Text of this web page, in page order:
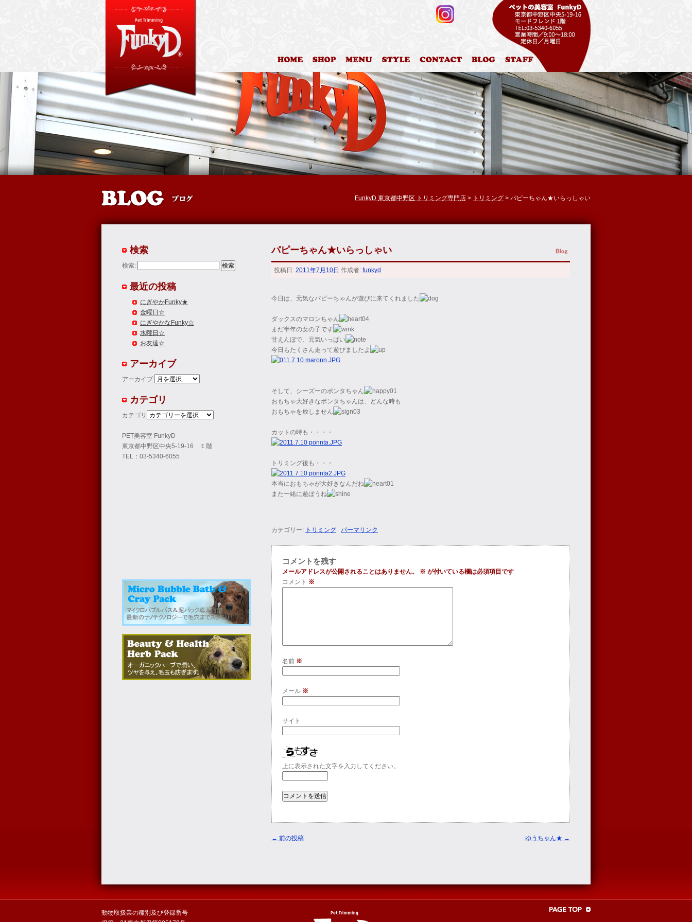
HOME 店舗案内 料金表 カットスタイル お問合わせ ブログ スタッフ紹介
FunkyD 東京都中野区 トリミング専門店 > トリミング > パピーちゃん★いらっしゃい
パピーちゃん★いらっしゃい
投稿日: 2011年7月10日 作成者: funkyd
今日は、元気なパピーちゃんが遊びに来てくれました
ダックスのマロンちゃん
まだ半年の女の子です
甘えんぼで、元気いっぱい
今日もたくさん走って遊びましたよ
そして、シーズーのポンタちゃん
おもちゃ大好きなポンタちゃんは、どんな時も
おもちゃを放しません
カットの時も・・・・
トリミング後も・・・
本当におもちゃが大好きなんだね
また一緒に遊ぼうね
カテゴリー: トリミング パーマリンク
コメントを残す
メールアドレスが公開されることはありません。 ※ が付いている欄は必須項目です
コメント ※
名前 ※
メール ※
サイト
上に表示された文字を入力してください。
← 前の投稿 ゆうちゃん★ →
検索
検索:
最近の投稿
にぎやかFunky★
金曜日☆
にぎやかなFunky☆
水曜日☆
お友達☆
アーカイブ
アーカイブ
カテゴリ
カテゴリ
PET美容室 FunkyD
東京都中野区中央5-19-16 １階
TEL：03-5340-6055
動物取扱業の種別及び登録番号